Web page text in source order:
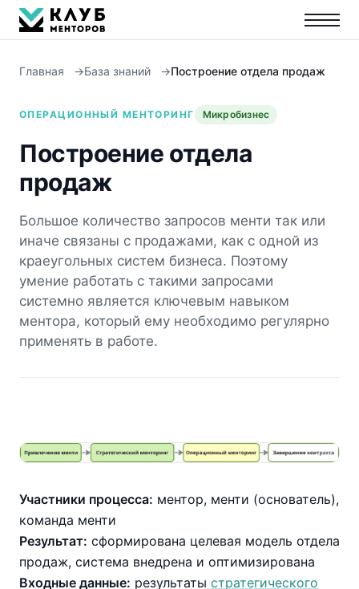
Главная База знаний Построение отдела продаж
ОПЕРАЦИОННЫЙ МЕНТОРИНГ Микробизнес
Построение отдела
продаж
Большое количество запросов менти так или
иначе связаны с продажами, как с одной из
краеугольных систем бизнеса. Поэтому
умение работать с такими запросами
системно является ключевым навыком
ментора, который ему необходимо регулярно
применять в работе.
Участники процесса: ментор, менти (основатель),
команда менти
Результат: сформирована целевая модель отдела
продаж, система внедрена и оптимизирована
Входные данные: результаты стратегического